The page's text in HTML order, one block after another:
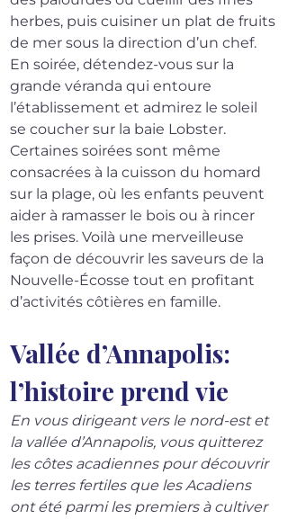
herbes, puis cuisiner un plat de fruits
de mer sous la direction d’un chef.
En soirée, détendez-vous sur la
grande véranda qui entoure
l’établissement et admirez le soleil
se coucher sur la baie Lobster.
Certaines soirées sont même
consacrées à la cuisson du homard
sur la plage, où les enfants peuvent
aider à ramasser le bois ou à rincer
les prises. Voilà une merveilleuse
façon de découvrir les saveurs de la
Nouvelle-Écosse tout en profitant
d’activités côtières en famille.
Vallée d’Annapolis:
l’histoire prend vie
En vous dirigeant vers le nord-est et
la vallée d’Annapolis, vous quitterez
les côtes acadiennes pour découvrir
les terres fertiles que les Acadiens
ont été parmi les premiers à cultiver